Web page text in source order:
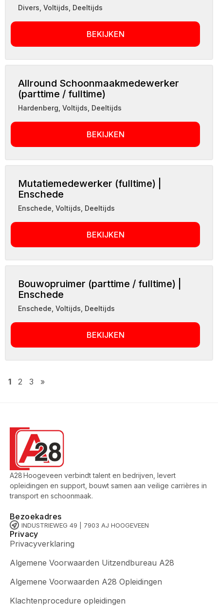
Divers Voltijds, Deeltijds
BEKIJKEN
Allround Schoonmaakmedewerker
(parttime / fulltime)
Hardenberg Voltijds, Deeltijds
BEKIJKEN
Mutatiemedewerker (fulltime) |
Enschede
Enschede Voltijds, Deeltijds
BEKIJKEN
Bouwopruimer (parttime / fulltime) |
Enschede
Enschede Voltijds, Deeltijds
BEKIJKEN
1 2 3 »
A28 Hoogeveen verbindt talent en bedrijven, levert
opleidingen en support, bouwt samen aan veilige carrières in
transport en schoonmaak.
Bezoekadres
INDUSTRIEWEG 49 | 7903 AJ HOOGEVEEN
Privacy
Privacyverklaring
Algemene Voorwaarden Uitzendbureau A28
Algemene Voorwaarden A28 Opleidingen
Klachtenprocedure opleidingen